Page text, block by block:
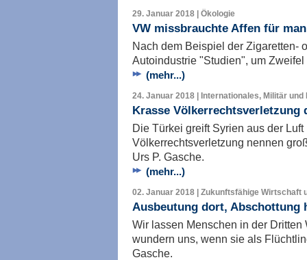
29. Januar 2018 | Ökologie
VW missbrauchte Affen für
Nach dem Beispiel der Zigaretten-
Autoindustrie "Studien", um
(mehr...)
24. Januar 2018 | Internationales, Militär und
Krasse Völkerrechtsverletzung
Die Türkei greift Syrien aus der
Völkerrechtsverletzung nennen
Urs P. Gasche.
(mehr...)
02. Januar 2018 | Zukunftsfähige Wirtschaft
Ausbeutung dort, Abschottung
Wir lassen Menschen in der
wundern uns, wenn sie als
Gasche.